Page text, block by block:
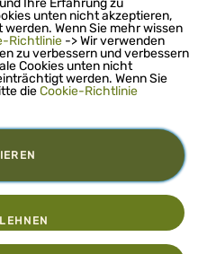
Ihre Erfahrung zu
unten nicht akzeptieren,
Wenn Sie mehr wissen
Richtlinie -> Wir verwenden
zu verbessern und verbessern
Cookies unten nicht
werden. Wenn Sie
dieCookie-Richtlinie